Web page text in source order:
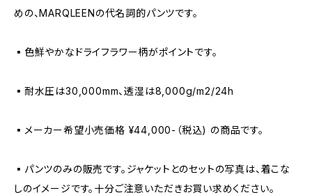
めの、MARQLEENの代名詞的パンツです。
▪️色鮮やかなドライフラワー柄がポイントです。
▪️耐水圧は30,000mm、透湿は8,000g/m2/24h
▪️メーカー希望小売価格 ¥44,000-（税込) の商品です。
▪️パンツのみの販売です。ジャケットとのセットの写真は、着こな
しのイメージです。十分ご注意いただきお買い求めください。